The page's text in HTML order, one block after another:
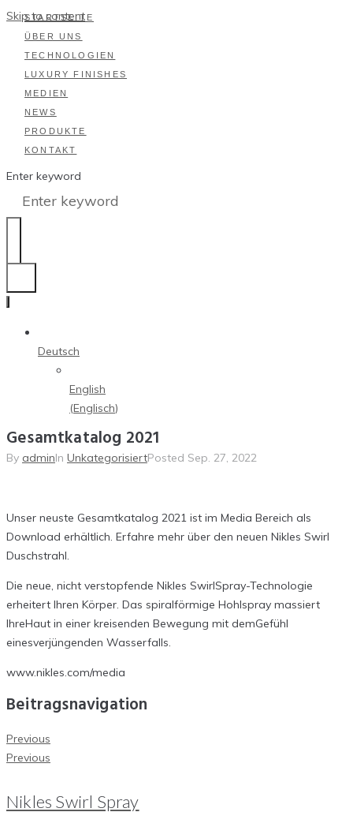
Skip to content
STARTSEITE
ÜBER UNS
TECHNOLOGIEN
LUXURY FINISHES
MEDIEN
NEWS
PRODUKTE
KONTAKT
Enter keyword
Deutsch
English
(Englisch)
Gesamtkatalog 2021
By adminIn UnkategorisiertPosted Sep. 27, 2022
Unser neuste Gesamtkatalog 2021 ist im Media Bereich als
Download erhältlich. Erfahre mehr über den neuen Nikles Swirl
Duschstrahl.
Die neue, nicht verstopfende Nikles SwirlSpray-Technologie
erheitert Ihren Körper. Das spiralförmige Hohlspray massiert
IhreHaut in einer kreisenden Bewegung mit demGefühl
einesverjüngenden Wasserfalls.
www.nikles.com/media
Beitragsnavigation
Previous
Previous
Nikles Swirl Spray